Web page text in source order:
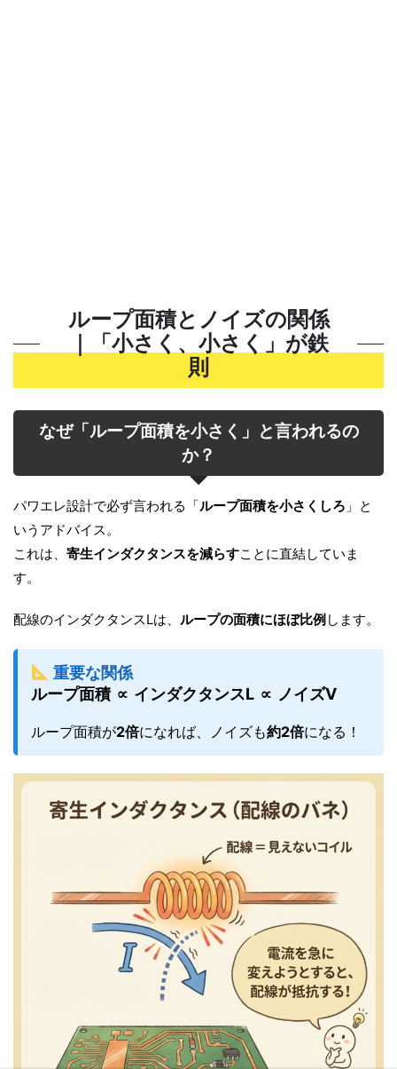
ループ面積とノイズの関係
｜「小さく、小さく」が鉄
則
なぜ「ループ面積を小さく」と言われるの
か？
パワエレ設計で必ず言われる「ループ面積を小さくしろ 」と
いうアドバイス。
これは、 寄生インダクタンスを減らすことに直結していま
す。
配線のインダクタンスLは、 ループの面積にほぼ比例 します。
重要な関係
ループ面積 ∝ インダクタンスL ∝ ノイズV
ループ面積が2倍になれば、ノイズも約2倍になる！